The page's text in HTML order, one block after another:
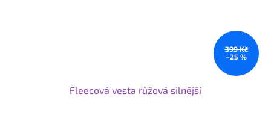
399 Kč
–25 %
Fleecová vesta růžová silnější